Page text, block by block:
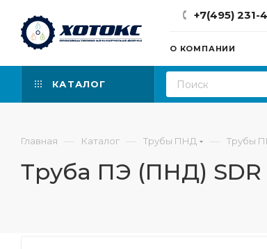
+7(495) 231-
О КОМПАНИИ
КАТАЛОГ
Главная — Каталог — Трубы ПНД — Трубы
Труба ПЭ (ПНД) SDR